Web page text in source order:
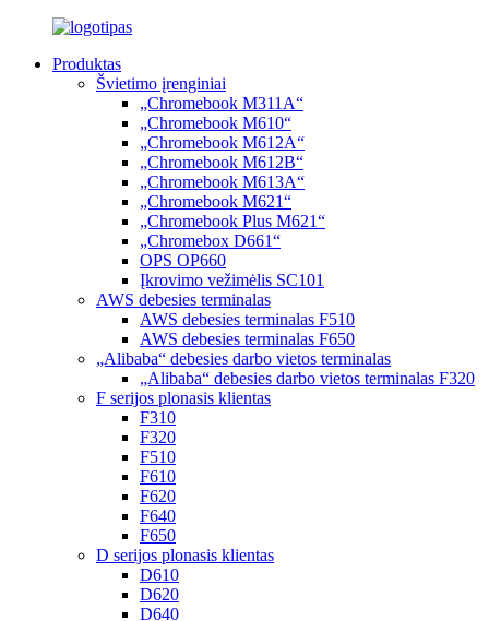
Produktas
Švietimo įrenginiai
„Chromebook M311A“
„Chromebook M610“
„Chromebook M612A“
„Chromebook M612B“
„Chromebook M613A“
„Chromebook M621“
„Chromebook Plus M621“
„Chromebox D661“
OPS OP660
Įkrovimo vežimėlis SC101
AWS debesies terminalas
AWS debesies terminalas F510
AWS debesies terminalas F650
„Alibaba“ debesies darbo vietos terminalas
„Alibaba“ debesies darbo vietos terminalas F320
F serijos plonasis klientas
F310
F320
F510
F610
F620
F640
F650
D serijos plonasis klientas
D610
D620
D640